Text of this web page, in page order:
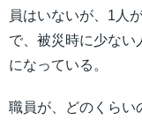
員はいないが、1人
で、被災時に少ない
になっている。
職員が、どのくらい